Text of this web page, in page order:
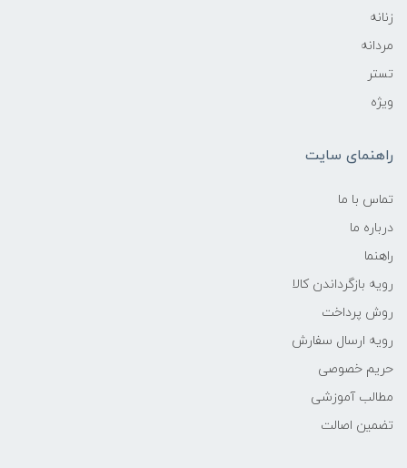
زنانه
مردانه
تستر
ویژه
راهنمای سایت
تماس با ما
درباره ما
راهنما
رویه‌ بازگرداندن کالا
روش پرداخت
رویه ارسال سفارش
حریم خصوصی
مطالب آموزشی
تضمین اصالت